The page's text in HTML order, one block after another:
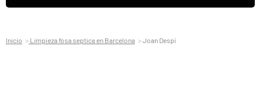
Inicio Limpieza fosa septica en Barcelona Joan Despí